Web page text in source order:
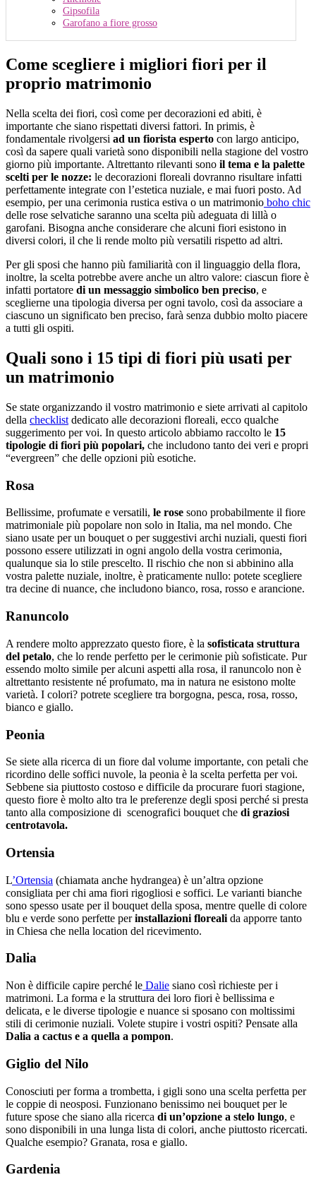
Gipsofila
Garofano a fiore grosso
Come scegliere i migliori fiori per il
proprio matrimonio
Nella scelta dei fiori, così come per decorazioni ed abiti, è
importante che siano rispettati diversi fattori. In primis, è
fondamentale rivolgersi ad un fiorista esperto con largo anticipo,
così da sapere quali varietà sono disponibili nella stagione del vostro
giorno più importante. Altrettanto rilevanti sono il tema e la palette
scelti per le nozze: le decorazioni floreali dovranno risultare infatti
perfettamente integrate con l’estetica nuziale, e mai fuori posto. Ad
esempio, per una cerimonia rustica estiva o un matrimonio boho chic
delle rose selvatiche saranno una scelta più adeguata di lillà o
garofani. Bisogna anche considerare che alcuni fiori esistono in
diversi colori, il che li rende molto più versatili rispetto ad altri.
Per gli sposi che hanno più familiarità con il linguaggio della flora,
inoltre, la scelta potrebbe avere anche un altro valore: ciascun fiore è
infatti portatore di un messaggio simbolico ben preciso, e
sceglierne una tipologia diversa per ogni tavolo, così da associare a
ciascuno un significato ben preciso, farà senza dubbio molto piacere
a tutti gli ospiti.
Quali sono i 15 tipi di fiori più usati per
un matrimonio
Se state organizzando il vostro matrimonio e siete arrivati al capitolo
della checklist dedicato alle decorazioni floreali, ecco qualche
suggerimento per voi. In questo articolo abbiamo raccolto le 15
tipologie di fiori più popolari, che includono tanto dei veri e propri
“evergreen” che delle opzioni più esotiche.
Rosa
Bellissime, profumate e versatili, le rose sono probabilmente il fiore
matrimoniale più popolare non solo in Italia, ma nel mondo. Che
siano usate per un bouquet o per suggestivi archi nuziali, questi fiori
possono essere utilizzati in ogni angolo della vostra cerimonia,
qualunque sia lo stile prescelto. Il rischio che non si abbinino alla
vostra palette nuziale, inoltre, è praticamente nullo: potete scegliere
tra decine di nuance, che includono bianco, rosa, rosso e arancione.
Ranuncolo
A rendere molto apprezzato questo fiore, è la sofisticata struttura
del petalo, che lo rende perfetto per le cerimonie più sofisticate. Pur
essendo molto simile per alcuni aspetti alla rosa, il ranuncolo non è
altrettanto resistente né profumato, ma in natura ne esistono molte
varietà. I colori? potrete scegliere tra borgogna, pesca, rosa, rosso,
bianco e giallo.
Peonia
Se siete alla ricerca di un fiore dal volume importante, con petali che
ricordino delle soffici nuvole, la peonia è la scelta perfetta per voi.
Sebbene sia piuttosto costoso e difficile da procurare fuori stagione,
questo fiore è molto alto tra le preferenze degli sposi perché si presta
tanto alla composizione di scenografici bouquet che di graziosi
centrotavola.
Ortensia
L’Ortensia (chiamata anche hydrangea) è un’altra opzione
consigliata per chi ama fiori rigogliosi e soffici. Le varianti bianche
sono spesso usate per il bouquet della sposa, mentre quelle di colore
blu e verde sono perfette perinstallazioni floreali da apporre tanto
in Chiesa che nella location del ricevimento.
Dalia
Non è difficile capire perché le Dalie siano così richieste per i
matrimoni. La forma e la struttura dei loro fiori è bellissima e
delicata, e le diverse tipologie e nuance si sposano con moltissimi
stili di cerimonie nuziali. Volete stupire i vostri ospiti? Pensate alla
Dalia a cactus e a quella a pompon.
Giglio del Nilo
Conosciuti per forma a trombetta, i gigli sono una scelta perfetta per
le coppie di neosposi. Funzionano benissimo nei bouquet per le
future spose che siano alla ricerca di un’opzione a stelo lungo, e
sono disponibili in una lunga lista di colori, anche piuttosto ricercati.
Qualche esempio? Granata, rosa e giallo.
Gardenia